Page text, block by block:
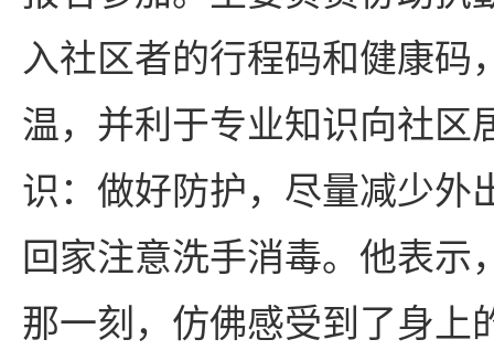
入社区者的行程码和健康码
温，并利于专业知识向社区
识：做好防护，尽量减少外
回家注意洗手消毒。他表示
那一刻，仿佛感受到了身上